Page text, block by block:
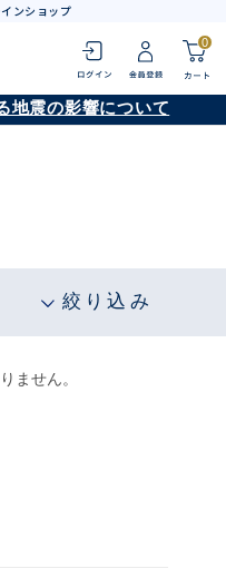
ンショップ
0
地震の影響について
絞り込み
ません。